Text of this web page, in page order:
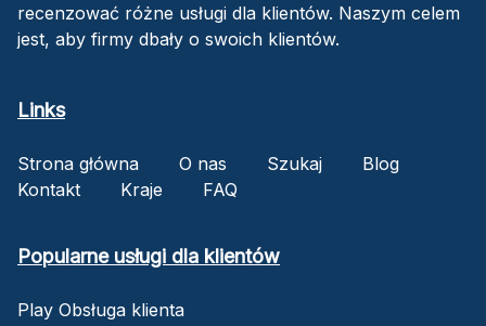
recenzować różne usługi dla klientów. Naszym celem
jest, aby firmy dbały o swoich klientów.
Links
Strona główna O nas Szukaj
Blog
Kontakt
Kraje FAQ
Popularne usługi dla klientów
Play Obsługa klienta